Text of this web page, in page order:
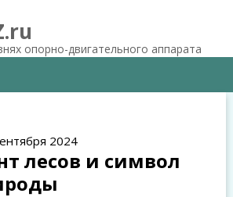
опорно-двигательного аппарата
2024
лесов и символ